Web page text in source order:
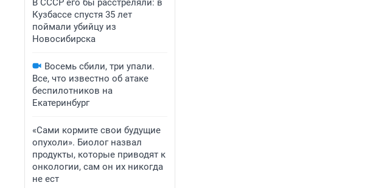
В СССР его бы расстреляли: в
Кузбассе спустя 35 лет
поймали убийцу из
Новосибирска
Восемь сбили, три упали.
Все, что известно об атаке
беспилотников на
Екатеринбург
«Сами кормите свои будущие
опухоли». Биолог назвал
продукты, которые приводят к
онкологии, сам он их никогда
не ест